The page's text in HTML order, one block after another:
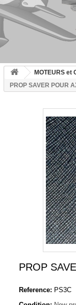
MOTEURS et
PROP SAVER POUR
PROP
Reference: PS3C